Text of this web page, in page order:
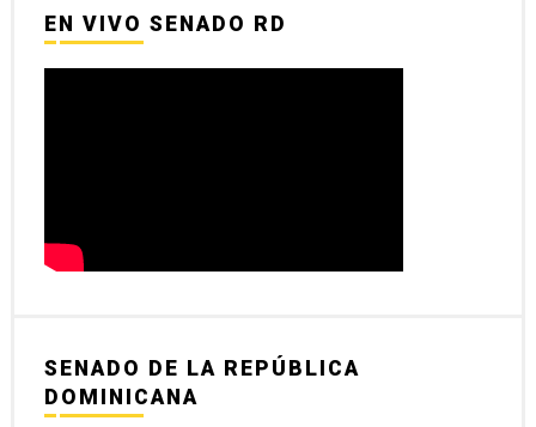
EN VIVO SENADO RD
SENADO DE LA REPÚBLICA
DOMINICANA